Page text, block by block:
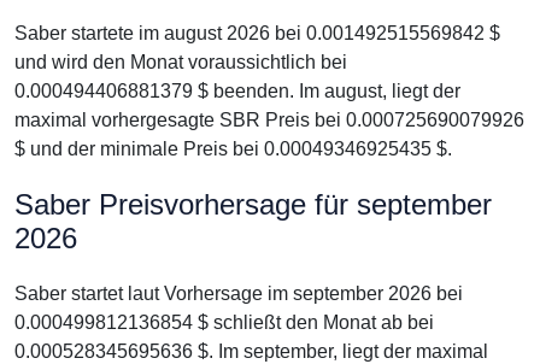
Saber startete im august 2026 bei 0.001492515569842 $
und wird den Monat voraussichtlich bei
0.000494406881379 $ beenden. Im august, liegt der
maximal vorhergesagte SBR Preis bei 0.000725690079926
$ und der minimale Preis bei 0.00049346925435 $.
Saber Preisvorhersage für september
2026
Saber startet laut Vorhersage im september 2026 bei
0.000499812136854 $ schließt den Monat ab bei
0.000528345695636 $. Im september, liegt der maximal